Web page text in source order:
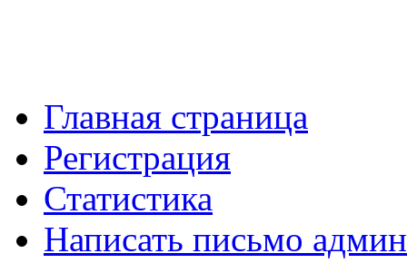
Главная страница
Регистрация
Статистика
Написать письмо